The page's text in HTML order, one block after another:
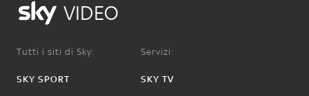
VIDEO
Tutti i siti di Sky:
SKY SPORT
Servizi:
SKY TV